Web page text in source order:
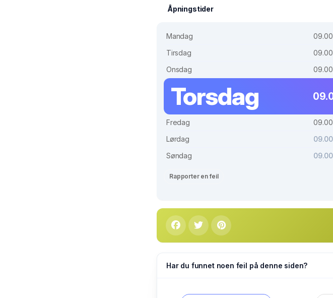
Åpningstider
Mandag
Tirsdag
Onsdag
Torsdag
Fredag
Lørdag
Søndag
Rapporter en feil
Har du funnet noen feil på denne siden?